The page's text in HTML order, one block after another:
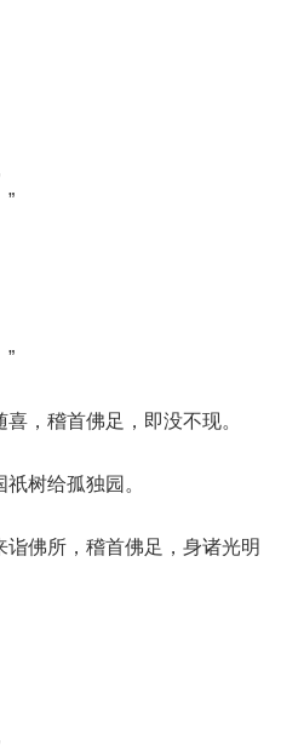
”
”
，稽首佛足，即没不现。
树给孤独园。
佛所，稽首佛足，身诸光明